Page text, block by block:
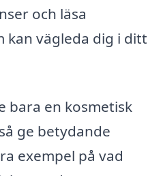
och läsa
kan vägleda dig i ditt
bara en kosmetisk
ge betydande
exempel på vad